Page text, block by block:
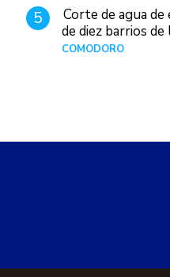
5
Corte de agua de
de diez barrios de
COMODORO